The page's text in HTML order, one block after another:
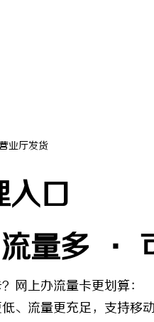
业厅发货
入口
量多 ·
网上办流量卡更划算：
、流量更充足，支持移